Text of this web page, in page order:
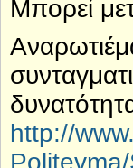
Μπορεί
http://